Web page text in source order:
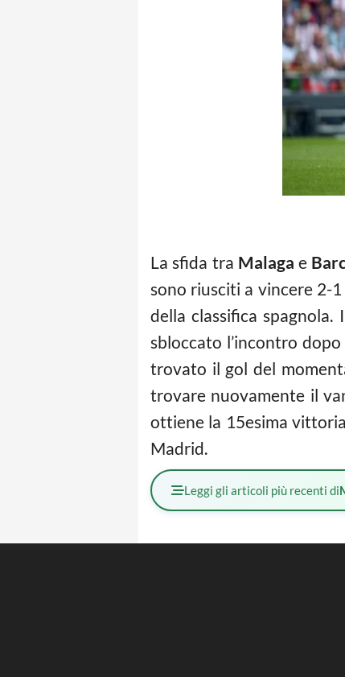
La sfida tra Malaga e
sono riusciti a vincere 2-
della classifica
sbloccato l’incontro
trovato il gol del
trovare nuovamente il
ottiene la 15esima
Madrid.
Leggi gli articoli più recenti di